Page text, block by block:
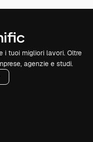
i tuoi migliori lavori. Oltre
agenzie e studi.